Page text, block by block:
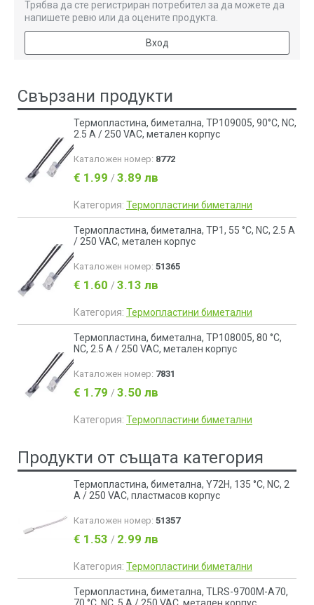
Трябва да сте регистриран потребител за да можете да
напишете ревю или да оцените продукта.
Вход
Свързани продукти
Термопластина, биметална, TP109005, 90°C, NC,
2.5 A / 250 VAC, метален корпус
Каталожен номер: 8772
€ 1.99 / 3.89 лв
Категория: Термопластини биметални
Термопластина, биметална, TP1, 55 °C, NC, 2.5 A
/ 250 VAC, метален корпус
Каталожен номер: 51365
€ 1.60 / 3.13 лв
Категория: Термопластини биметални
Термопластина, биметална, TP108005, 80 °C,
NC, 2.5 A / 250 VAC, метален корпус
Каталожен номер: 7831
€ 1.79 / 3.50 лв
Категория: Термопластини биметални
Продукти от същата категория
Термопластина, биметална, Y72H, 135 °C, NC, 2
A / 250 VAC, пластмасов корпус
Каталожен номер: 51357
€ 1.53 / 2.99 лв
Категория: Термопластини биметални
Термопластина, биметална, TLRS-9700M-A70,